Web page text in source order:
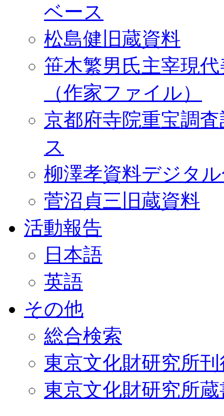
ベース
松島健旧蔵資料
笹木繁男氏主宰現
（作家ファイル）
京都府寺院重宝調
ス
柳澤孝資料デジタ
菅沼貞三旧蔵資料
活動報告
日本語
英語
その他
総合検索
東京文化財研究所
東京文化財研究所